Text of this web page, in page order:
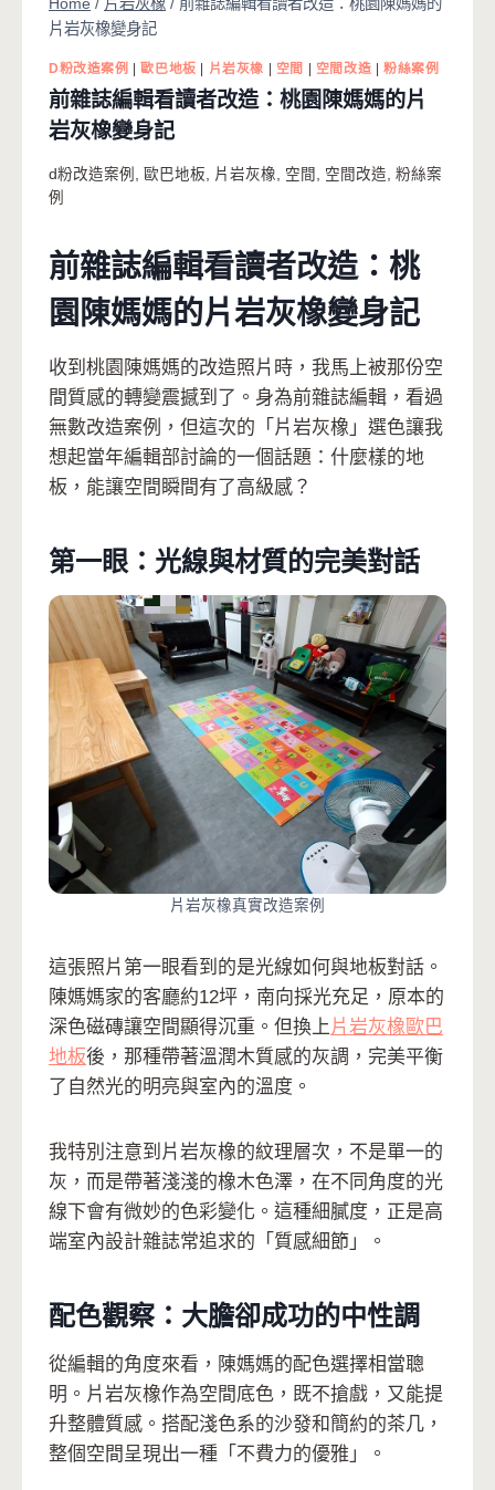
片岩灰橡變身記
D粉改造案例 |歐巴地板 | 片岩灰橡 | 空間 | 空間改造 | 粉絲案例
前雜誌編輯看讀者改造：桃園陳媽媽的片
岩灰橡變身記
d粉改造案例 , 歐巴地板, 片岩灰橡, 空間 , 空間改造, 粉絲案
例
前雜誌編輯看讀者改造：桃
園陳媽媽的片岩灰橡變身記
收到桃園陳媽媽的改造照片時，我馬上被那份空
間質感的轉變震撼到了。身為前雜誌編輯，看過
無數改造案例，但這次的「片岩灰橡」選色讓我
想起當年編輯部討論的一個話題：什麼樣的地
板，能讓空間瞬間有了高級感？
第一眼：光線與材質的完美對話
片岩灰橡真實改造案例
這張照片第一眼看到的是光線如何與地板對話。
陳媽媽家的客廳約12坪，南向採光充足，原本的
深色磁磚讓空間顯得沉重。但換上片岩灰橡歐巴
地板後，那種帶著溫潤木質感的灰調，完美平衡
了自然光的明亮與室內的溫度。
我特別注意到片岩灰橡的紋理層次，不是單一的
灰，而是帶著淺淺的橡木色澤，在不同角度的光
線下會有微妙的色彩變化。這種細膩度，正是高
端室內設計雜誌常追求的「質感細節」。
配色觀察：大膽卻成功的中性調
從編輯的角度來看，陳媽媽的配色選擇相當聰
明。片岩灰橡作為空間底色，既不搶戲，又能提
升整體質感。搭配淺色系的沙發和簡約的茶几，
整個空間呈現出一種「不費力的優雅」。